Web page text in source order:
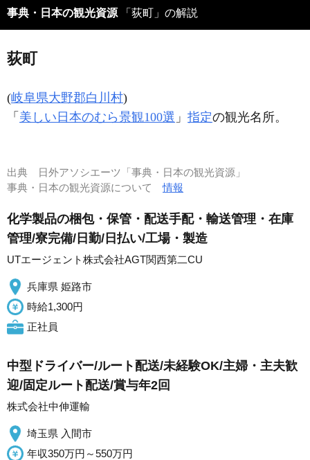
事典・日本の観光資源 「荻町」の解説
荻町
(岐阜県大野郡白川村)
「 美しい日本のむら景観100選 」 指定の観光名所。
出典
日外アソシエーツ「事典・日本の観光資源」
事典・日本の観光資源について情報
化学製品の梱包・保管・配送手配・輸送管理・在庫
管理/寮完備/日勤/日払い/工場・製造
UTエージェント株式会社AGT関西第二CU
兵庫県 姫路市
時給1,300円
正社員
中型ドライバー/ルート配送/未経験OK/主婦・主夫歓
迎/固定ルート配送/賞与年2回
株式会社中伸運輸
埼玉県 入間市
年収350万円～550万円